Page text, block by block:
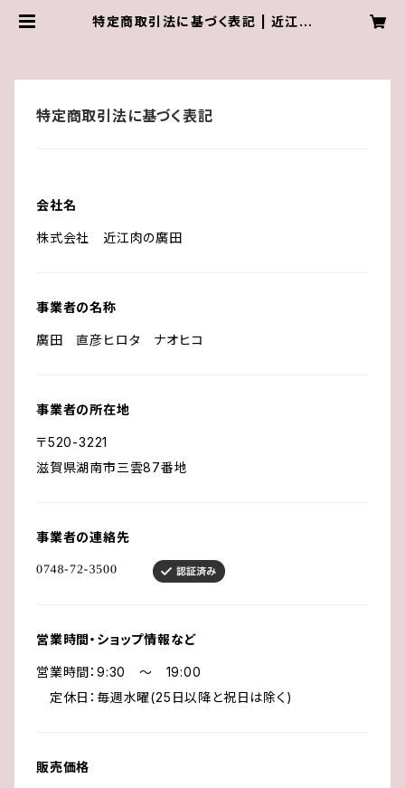
特定商取引法に基づく表記 | 近江肉
特定商取引法に基づく表記
会社名
株式会社 近江肉の廣田
事業者の名称
廣田 直彦ヒロタ ナオヒコ
事業者の所在地
〒520-3221
滋賀県湖南市三雲87番地
事業者の連絡先
営業時間・ショップ情報など
営業時間：9:30 ～ 19:00
定休日：毎週水曜(25日以降と祝日は除く)
販売価格